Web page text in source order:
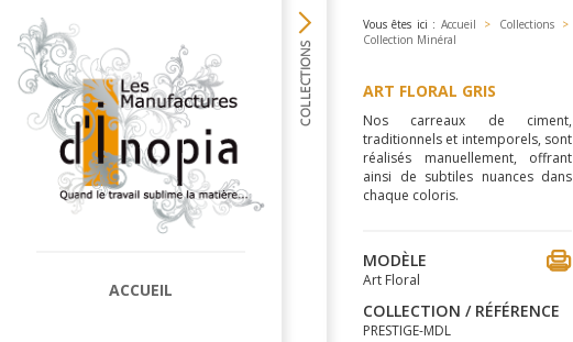
ACCUEIL
Vous êtes ici : Accueil > Collections
>
Collection Minéral
ART FLORAL GRIS
Nos carreaux de ciment,
traditionnels et intemporels, sont
réalisés manuellement, offrant
ainsi de subtiles nuances dans
chaque coloris.
MODÈLE
Art Floral
COLLECTION / RÉFÉRENCE
PRESTIGE-MDL